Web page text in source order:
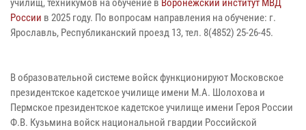
училищ, техникумов на обучение в Воронежский институт МВД
России в 2025 году. По вопросам направления на обучение: г.
Ярославль, Республиканский проезд 13, тел. 8(4852) 25-26-45.
В образовательной системе войск функционируют Московское
президентское кадетское училище имени М.А. Шолохова и
Пермское президентское кадетское училище имени Героя России
Ф.В. Кузьмина войск национальной гвардии Российской